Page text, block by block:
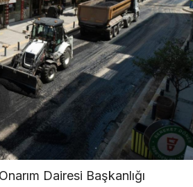
Dairesi Başkanlığı